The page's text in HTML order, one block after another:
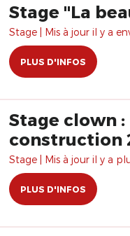
Stage "La
Stage | Mis à jour il y a
PLUS D'INFOS
Stage clown
construction
Stage | Mis à jour il y a
PLUS D'INFOS